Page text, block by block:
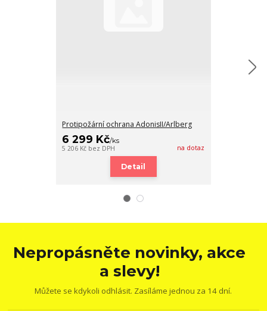
Protipožární ochrana AdonisII/Arlberg
6 299 Kč/ks
5 206 Kč bez DPH na dotaz
Detail
Nepropásněte novinky, akce
a slevy!
Můžete se kdykoli odhlásit. Zasíláme jednou za 14 dní.